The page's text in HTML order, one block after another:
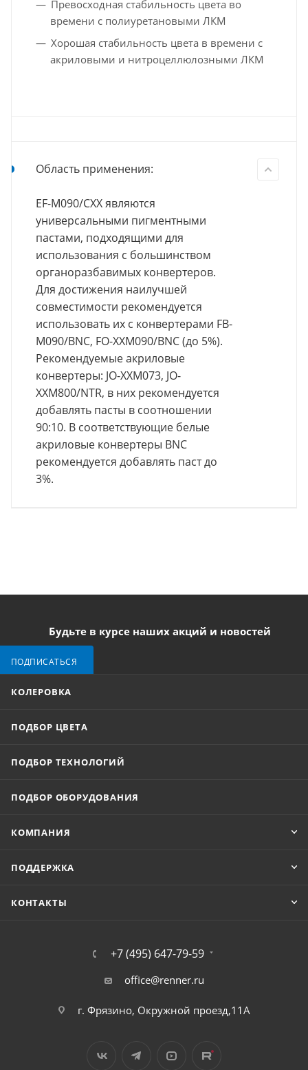
Превосходная стабильность цвета во
времени с полиуретановыми ЛКМ
Хорошая стабильность цвета в времени с
акриловыми и нитроцеллюлозными ЛКМ
Область применения:
EF-M090/CXX являются
универсальными пигментными
пастами, подходящими для
использования с большинством
органоразбавимых конвертеров.
Для достижения наилучшей
совместимости рекомендуется
использовать их с конвертерами FB-
M090/BNC, FO-XXM090/BNC (до 5%).
Рекомендуемые акриловые
конвертеры: JO-XXM073, JO-
XXM800/NTR, в них рекомендуется
добавлять пасты в соотношении
90:10. В соответствующие белые
акриловые конвертеры BNC
рекомендуется добавлять паст до
3%.
Будьте в курсе наших акций и новостей
ПОДПИСАТЬСЯ
КОЛЕРОВКА
ПОДБОР ЦВЕТА
ПОДБОР ТЕХНОЛОГИЙ
ПОДБОР ОБОРУДОВАНИЯ
КОМПАНИЯ
ПОДДЕРЖКА
КОНТАКТЫ
+7 (495) 647-79-59
office@renner.ru
г. Фрязино, Окружной проезд,11А